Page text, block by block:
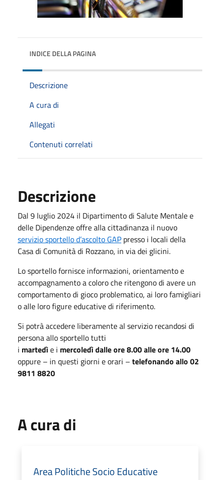
INDICE DELLA PAGINA
Descrizione
A cura di
Allegati
Contenuti correlati
Descrizione
Dal 9 luglio 2024 il Dipartimento di Salute Mentale e
delle Dipendenze offre alla cittadinanza il nuovo
servizio sportello d’ascolto GAP presso i locali della
Casa di Comunità di Rozzano, in via dei glicini.
Lo sportello fornisce informazioni, orientamento e
accompagnamento a coloro che ritengono di avere un
comportamento di gioco problematico, ai loro famigliari
o alle loro figure educative di riferimento.
Si potrà accedere liberamente al servizio recandosi di
persona allo sportello tutti
i martedìe i mercoledìdalle ore 8.00 alle ore 14.00
oppure – in questi giorni e orari – telefonando allo 02
9811 8820
A cura di
Area Politiche Socio Educative